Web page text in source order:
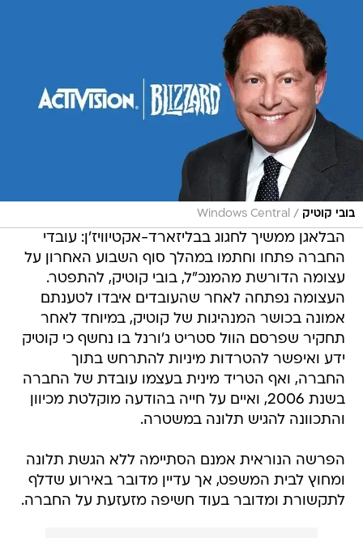
בובי קוטיק Windows Central
הבלאגן ממשיך לחגוג בבליזארד-אקטיוויז'ן: עובדי
החברה פתחו וחתמו במהלך סוף השבוע האחרון על
עצומה הדורשת מהמנכ"ל, בובי קוטיק, להתפטר.
העצומה נפתחה לאחר שהעובדים איבדו לטענתם
אמונה בכושר המנהיגות של קוטיק, במיוחד לאחר
תחקיר שפרסם הוול סטריט ג'ורנל בו נחשף כי קוטיק
ידע ואיפשר להטרדות מיניות להתרחש בתוך
החברה, ואף הטריד מינית בעצמו עובדת של החברה
בשנת 2006, ואיים על חייה בהודעה מוקלטת מכיוון
והתכוונה להגיש תלונה במשטרה.
הפרשה הנוראית אמנם הסתיימה ללא הגשת תלונה
לתקשורת ומדובר בעוד חשיפה מזעזעת על החברה.